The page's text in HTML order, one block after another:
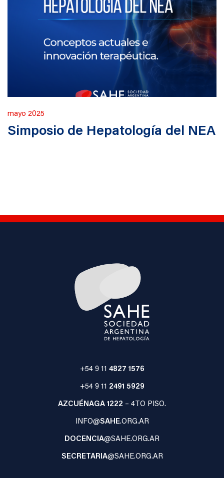
Publicado
en
mayo 2025
Simposio de Hepatología del NEA
+54 9 11 4827 1576
+54 9 11 2491 5929
AZCUÉNAGA 1222 – 4TO PISO.
INFO@SAHE.ORG.AR
DOCENCIA@SAHE.ORG.AR
SECRETARIA@SAHE.ORG.AR